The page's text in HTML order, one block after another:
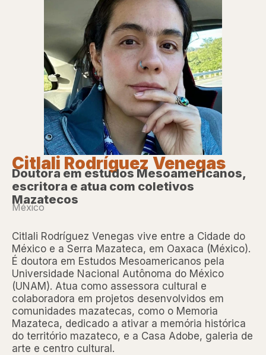
Citlali Rodríguez Venegas
Doutora em estudos Mesoamericanos,
escritora e atua com coletivos
Mazatecos
México
Citlali Rodríguez Venegas vive entre a Cidade do
México e a Serra Mazateca, em Oaxaca (México).
É doutora em Estudos Mesoamericanos pela
Universidade Nacional Autônoma do México
(UNAM). Atua como assessora cultural e
colaboradora em projetos desenvolvidos em
comunidades mazatecas, como o Memoria
Mazateca, dedicado a ativar a memória histórica
do território mazateco, e a Casa Adobe, galeria de
arte e centro cultural.